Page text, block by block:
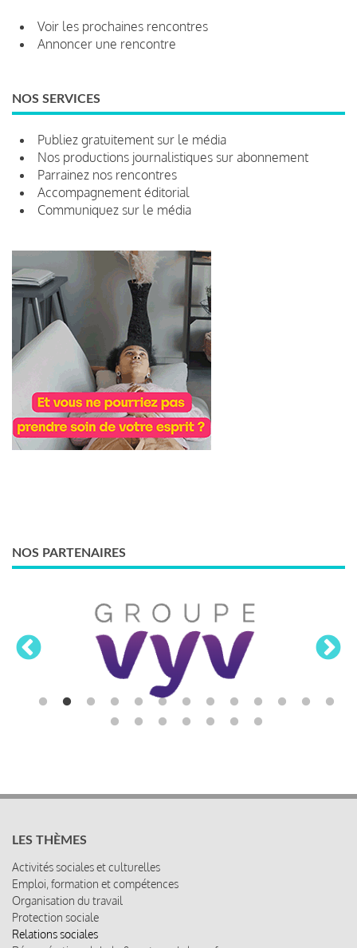
Voir les prochaines rencontres
Annoncer une rencontre
NOS SERVICES
Publiez gratuitement sur le média
Nos productions journalistiques sur abonnement
Parrainez nos rencontres
Accompagnement éditorial
Communiquez sur le média
NOS PARTENAIRES
LES THÈMES
Activités sociales et culturelles
Emploi, formation et compétences
Organisation du travail
Protection sociale
Relations sociales